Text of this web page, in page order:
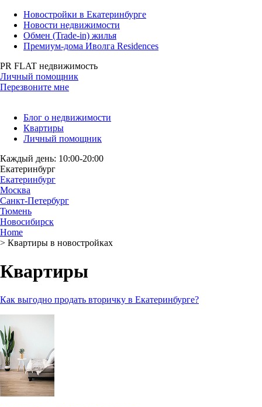
Новостройки в Екатеринбурге
Новости недвижимости
Обмен (Trade-in) жилья
Премиум-дома Иволга Residences
PR FLAT недвижимость
Личный помощник
Перезвоните мне
Блог о недвижимости
Квартиры
Личный помощник
Каждый день: 10:00-20:00
Екатеринбург
Екатеринбург
Москва
Санкт-Петербург
Тюмень
Новосибирск
Home
> Квартиры в новостройках
Квартиры
Как выгодно продать вторичку в Екатеринбурге?